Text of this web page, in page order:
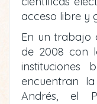
acceso libre y
En un trabajo
de 2008 con
instituciones
encuentran
Andrés, el